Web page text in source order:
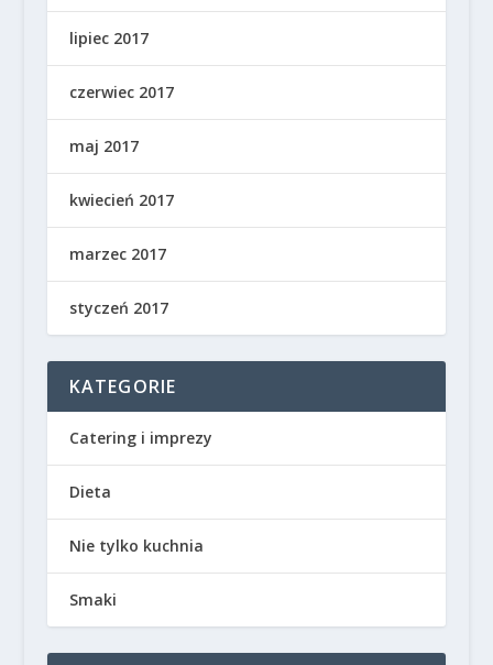
lipiec 2017
czerwiec 2017
maj 2017
kwiecień 2017
marzec 2017
styczeń 2017
KATEGORIE
Catering i imprezy
Dieta
Nie tylko kuchnia
Smaki